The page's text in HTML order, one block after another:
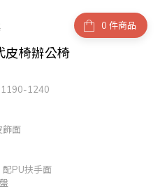
件商品
椅辦公椅
1190-1240
飾面
配PU扶手面